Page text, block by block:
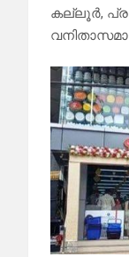
കല്ലൂർ,